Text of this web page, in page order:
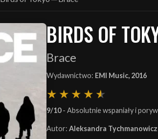
BIRDS OF
Brace
Wydawnictwo: EMI Music, 2016
9/10- Absolutnie wspaniały i
Autor: Aleksandra Tychmanowicz